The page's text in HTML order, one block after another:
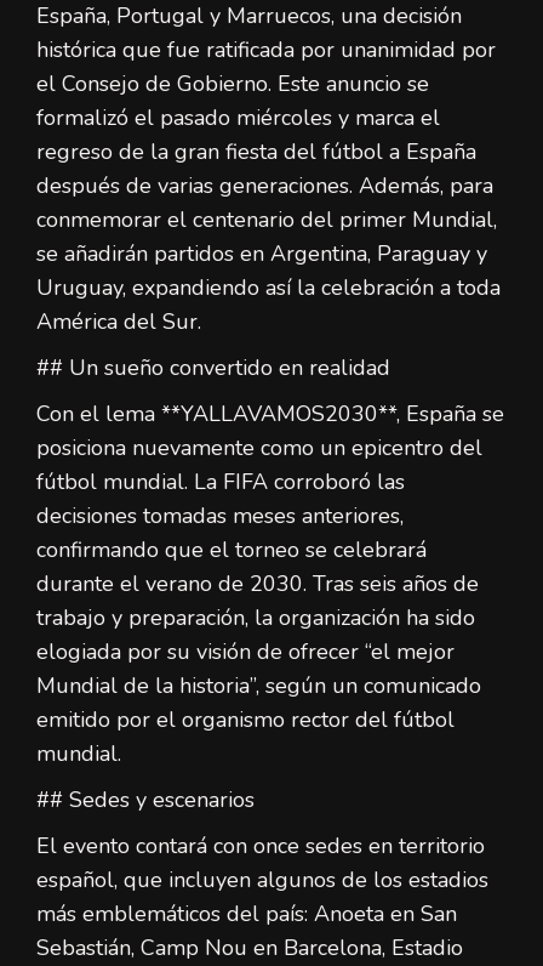
España, Portugal y Marruecos, una decisión
histórica que fue ratificada por unanimidad por
el Consejo de Gobierno. Este anuncio se
formalizó el pasado miércoles y marca el
regreso de la gran fiesta del fútbol a España
después de varias generaciones. Además, para
conmemorar el centenario del primer Mundial,
se añadirán partidos en Argentina, Paraguay y
Uruguay, expandiendo así la celebración a toda
América del Sur.
## Un sueño convertido en realidad
Con el lema **YALLAVAMOS2030**, España se
posiciona nuevamente como un epicentro del
fútbol mundial. La FIFA corroboró las
decisiones tomadas meses anteriores,
confirmando que el torneo se celebrará
durante el verano de 2030. Tras seis años de
trabajo y preparación, la organización ha sido
elogiada por su visión de ofrecer “el mejor
Mundial de la historia”, según un comunicado
emitido por el organismo rector del fútbol
mundial.
## Sedes y escenarios
El evento contará con once sedes en territorio
español, que incluyen algunos de los estadios
más emblemáticos del país: Anoeta en San
Sebastián, Camp Nou en Barcelona, Estadio